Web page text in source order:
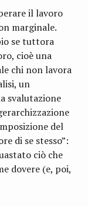
il lavoro
marginale.
se tuttora
cioè una
chi non lavora
un
svalutazione
del
di se stesso”:
ciò che
dovere (e, poi,